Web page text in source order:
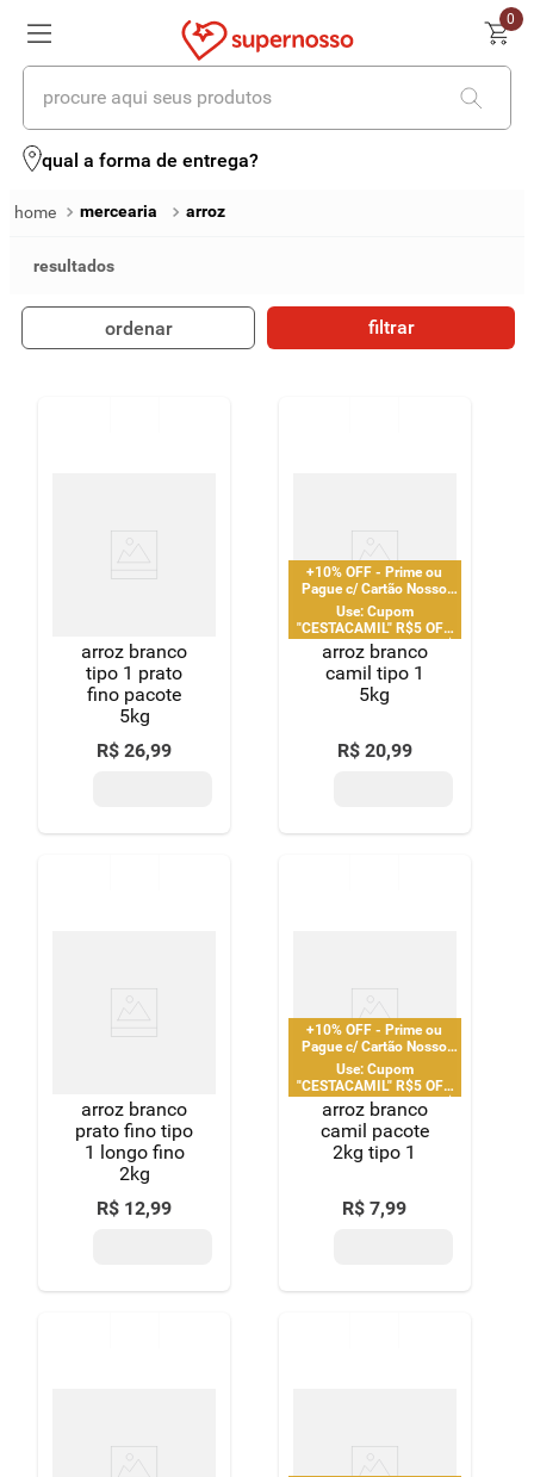
0
procure aqui seus produtos
qual a forma de entrega?
mercearia arroz
ordenar filtrar
arroz branco
tipo 1 prato
fino pacote
5kg
R$ 26,99
+10% OFF - Prime ou
Pague c/ Cartão Nosso
Pay
Use: Cupom
"CESTACAMIL" R$5 OFF
em compras acima de R$
25 | limitado a 2 pedido
por CPF
arroz branco
camil tipo 1
5kg
R$ 20,99
arroz branco
prato fino tipo
1 longo fino
2kg
R$ 12,99
+10% OFF - Prime ou
Pague c/ Cartão Nosso
Pay
Use: Cupom
"CESTACAMIL" R$5 OFF
em compras acima de R$
25 | limitado a 2 pedido
por CPF
arroz branco
camil pacote
2kg tipo 1
R$ 7,99
termos mais buscados
4º iogurte
chocolate